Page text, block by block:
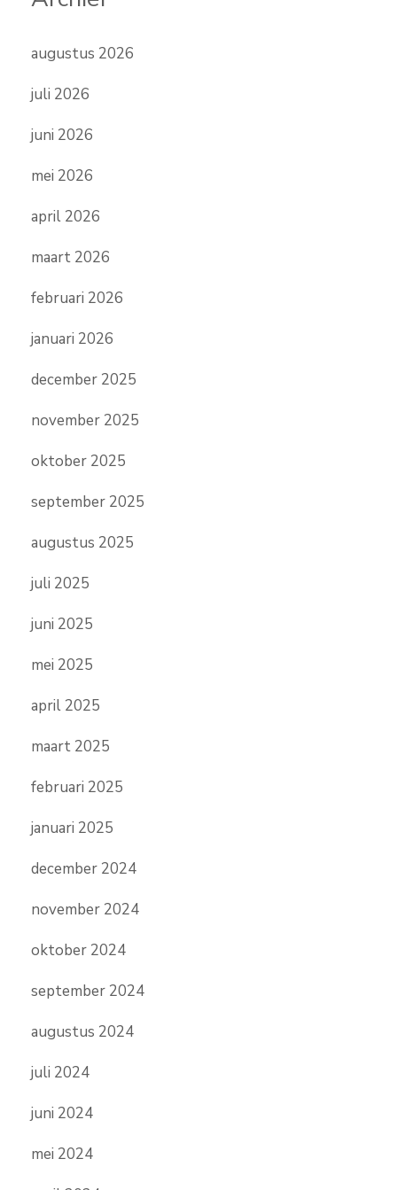
augustus 2026
juli 2026
juni 2026
mei 2026
april 2026
maart 2026
februari 2026
januari 2026
december 2025
november 2025
oktober 2025
september 2025
augustus 2025
juli 2025
juni 2025
mei 2025
april 2025
maart 2025
februari 2025
januari 2025
december 2024
november 2024
oktober 2024
september 2024
augustus 2024
juli 2024
juni 2024
mei 2024